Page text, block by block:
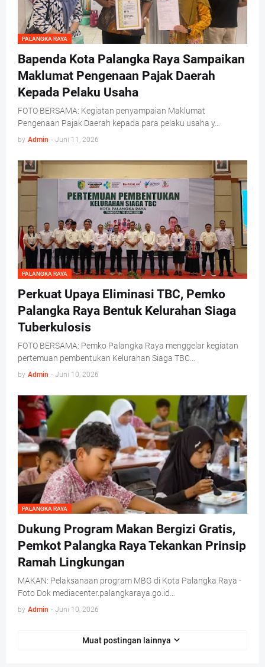
PALANGKA RAYA
Bapenda Kota Palangka Raya Sampaikan
Maklumat Pengenaan Pajak Daerah
Kepada Pelaku Usaha
FOTO BERSAMA: Kegiatan penyampaian Maklumat
Pengenaan Pajak Daerah kepada para pelaku usaha y…
by Admin - Juni 11, 2026
PALANGKA RAYA
Perkuat Upaya Eliminasi TBC, Pemko
Palangka Raya Bentuk Kelurahan Siaga
Tuberkulosis
FOTO BERSAMA: Pemko Palangka Raya menggelar kegiatan
pertemuan pembentukan Kelurahan Siaga TBC…
by Admin - Juni 10, 2026
PALANGKA RAYA
Dukung Program Makan Bergizi Gratis,
Pemkot Palangka Raya Tekankan Prinsip
Ramah Lingkungan
MAKAN: Pelaksanaan program MBG di Kota Palangka Raya -
Foto Dok mediacenter.palangkaraya.go.id…
by Admin - Juni 10, 2026
Muat postingan lainnya